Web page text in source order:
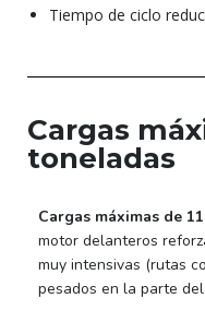
Tiempo de ciclo
Cargas
toneladas
Cargas máximas de
motor delanteros
muy intensivas (rutas
pesados en la parte